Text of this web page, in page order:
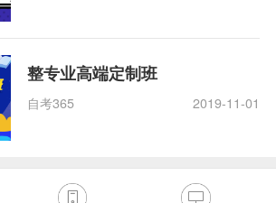
整专业高端定制班
自考365 2019-11-01